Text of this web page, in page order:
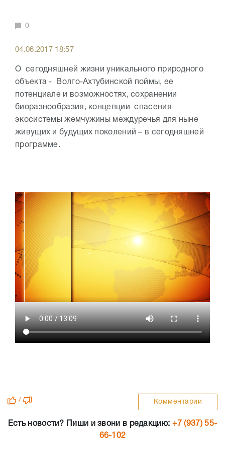
0
04.06.2017 18:57
О сегодняшней жизни уникального природного
объекта - Волго-Ахтубинской поймы, ее
потенциале и возможностях, сохранении
биоразнообразия, концепции спасения
экосистемы жемчужины междуречья для ныне
живущих и будущих поколений – в сегодняшней
программе.
/ Комментарии
Есть новости? Пиши и звони в редакцию: +7 (937) 55-
66-102